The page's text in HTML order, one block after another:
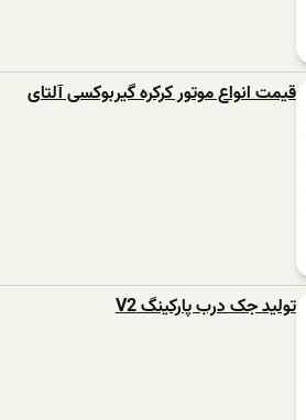
قیمت انواع موتور کرکره گیربوکسی آلتای
تولید جک درب پارکینگ V2